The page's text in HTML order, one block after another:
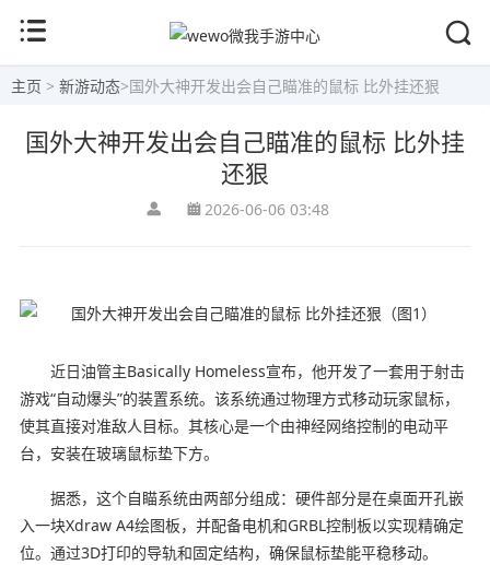
主页 > 新游动态>国外大神开发出会自己瞄准的鼠标 比外挂还狠
国外大神开发出会自己瞄准的鼠标 比外挂
还狠
2026-06-06 03:48
近日油管主Basically Homeless宣布，他开发了一套用于射击
游戏“自动爆头”的装置系统。该系统通过物理方式移动玩家鼠标，
使其直接对准敌人目标。其核心是一个由神经网络控制的电动平
台，安装在玻璃鼠标垫下方。
据悉，这个自瞄系统由两部分组成：硬件部分是在桌面开孔嵌
入一块Xdraw A4绘图板，并配备电机和GRBL控制板以实现精确定
位。通过3D打印的导轨和固定结构，确保鼠标垫能平稳移动。